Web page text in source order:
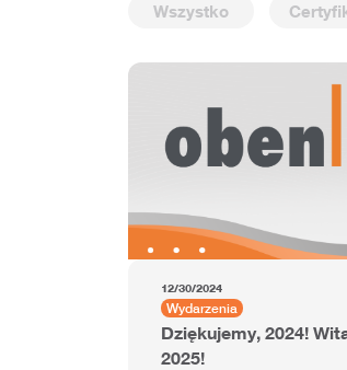
Wszystko
12/30/2024
Wydarzenia
Dziękujemy, 2024!
2025!